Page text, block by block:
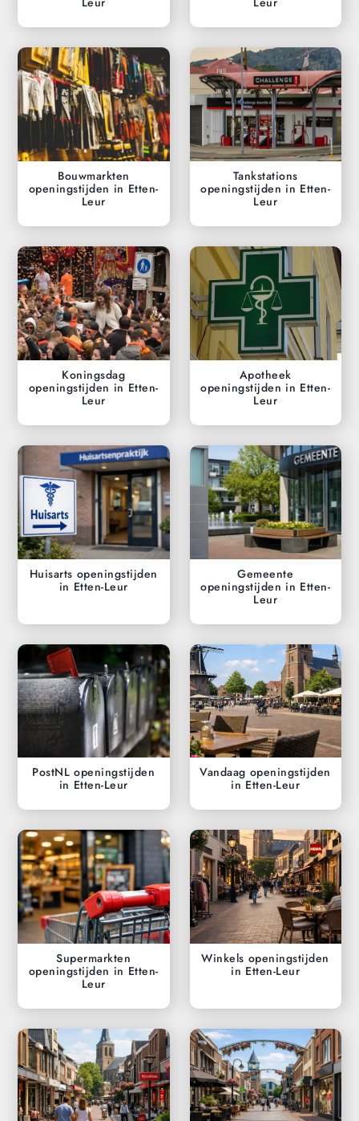
Bouwmarkten
openingstijden in Etten-
Leur
Tankstations
openingstijden in Etten-
Leur
Koningsdag
openingstijden in Etten-
Leur
Apotheek
openingstijden in Etten-
Leur
Huisarts openingstijden
in Etten-Leur
Gemeente
openingstijden in Etten-
Leur
PostNL openingstijden
in Etten-Leur
Vandaag openingstijden
in Etten-Leur
Supermarkten
openingstijden in Etten-
Leur
Winkels openingstijden
in Etten-Leur